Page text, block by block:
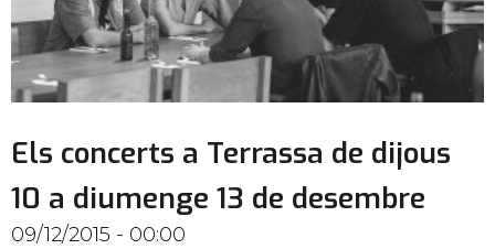
Els concerts a Terrassa de dijous
10 a diumenge 13 de desembre
09/12/2015 - 00:00